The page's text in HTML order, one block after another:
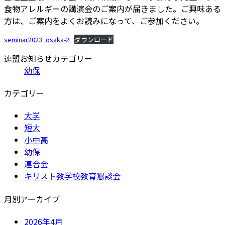
新
日
時
食物アレルギーの講演会のご案内が届きました。ご興味ある
方は、ご案内をよくお読みになって、ご参加ください。
seminar2023_osaka-2 ダウンロード
連盟お知らせカテゴリー
幼保
カテゴリー
大学
短大
小中高
幼保
連合会
キリスト教学校教育懇談会
月別アーカイブ
2026年4月